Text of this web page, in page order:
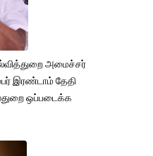
அமைச்சர்
இரண்டாம் தேதி
ஒப்படைக்க